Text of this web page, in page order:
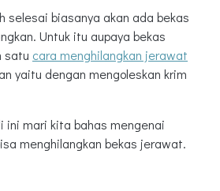
selesai biasanya akan ada bekas
Untuk itu aupaya bekas
satu cara menghilangkan jerawat
yaitu dengan mengoleskan krim
ini mari kita bahas mengenai
menghilangkan bekas jerawat.